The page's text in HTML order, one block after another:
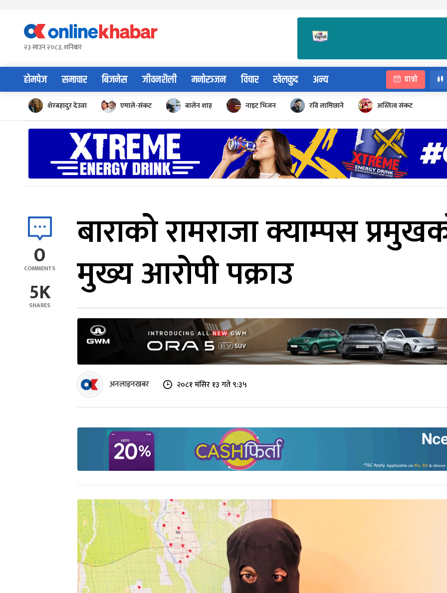
content२३ साउन २०८३, शनिबार
होमपेज समाचार बिजनेस जीवनशैली मनोरञ्जन विचार खेलकुद अन्य पात्रो
शेरबहादुर देउवा एमाले-संकट बालेन शाह नाइट भिजन रवि लामिछाने अस्तित्व संकट
0
COMMENTS
5K
SHARES
बाराको रामराजा क्याम्पस
मुख्य आरोपी पक्राउ
अनलाइनखबर २०८१ मंसिर १३ गते ९:३५